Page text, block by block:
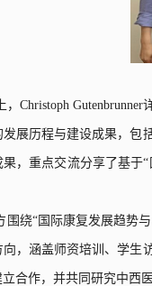
， Christoph Gutenbrunner
发展历程与建设成果，包
果，重点交流分享了基于
围绕“国际康复发展趋势
向，涵盖师资培训、学生
合作，并共同研究中西